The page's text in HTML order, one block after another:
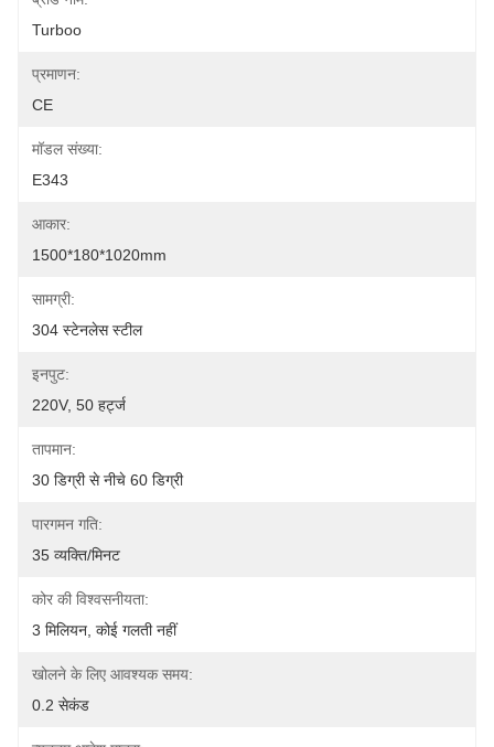
Turboo
प्रमाणन:
CE
मॉडल संख्या:
E343
आकार:
1500*180*1020mm
सामग्री:
304 स्टेनलेस स्टील
इनपुट:
220V, 50 हर्ट्ज
तापमान:
30 डिग्री से नीचे 60 डिग्री
पारगमन गति:
35 व्यक्ति/मिनट
कोर की विश्वसनीयता:
3 मिलियन, कोई गलती नहीं
खोलने के लिए आवश्यक समय:
0.2 सेकंड